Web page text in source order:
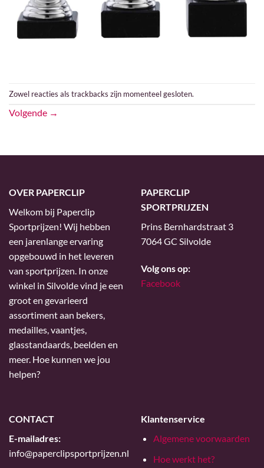
Zowel reacties als trackbacks zijn momenteel gesloten.
Volgende →
OVER PAPERCLIP
Welkom bij Paperclip
Sportprijzen! Wij hebben
een jarenlange ervaring
opgebouwd in het leveren
van sportprijzen. In onze
winkel in Silvolde vind je een
groot en gevarieerd
assortiment aan bekers,
medailles, vaantjes,
glasstandaards, beelden en
meer. Hoe kunnen we jou
helpen?
PAPERCLIP
SPORTPRIJZEN
Prins Bernhardstraat 3
7064 GC Silvolde
Volg ons op:
Facebook
CONTACT
E-mailadres:
info@paperclipsportprijzen.nl
Klantenservice
Algemene voorwaarden
Hoe werkt het?